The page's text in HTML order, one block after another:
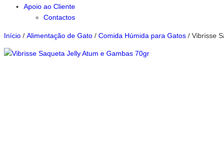
Apoio ao Cliente
Contactos
Início / Alimentação de Gato / Comida Húmida para Gatos / Vibrisse